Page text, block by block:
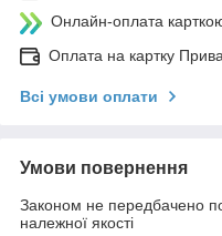
Онлайн-оплата
Оплата на картку
Всі умови оплати
Умови повернення
Законом не передбачено
належної якості